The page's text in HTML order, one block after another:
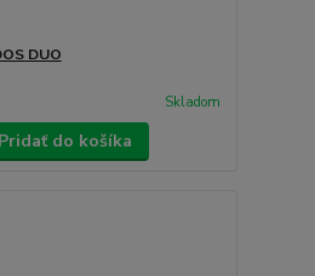
DUO
Skladom
Pridať do košíka